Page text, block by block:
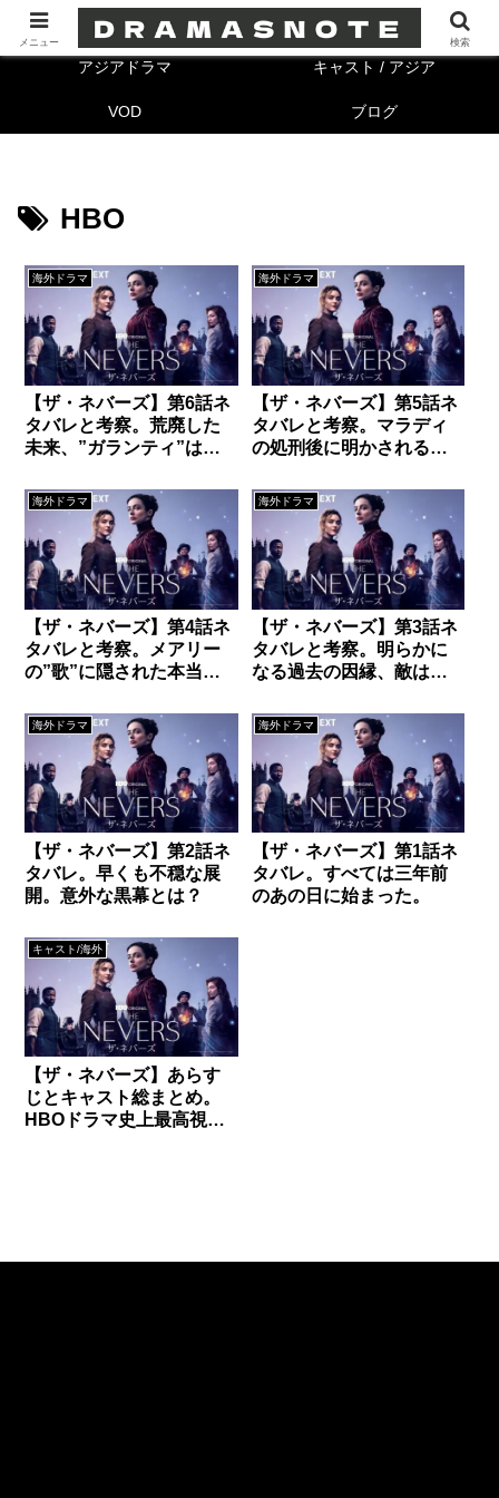
海外ドラマ キャスト/海外
アジアドラマ キャスト / アジア
VOD ブログ
HBO
海外ドラマ
【ザ・ネバーズ】第6話ネ
タバレと考察。荒廃した
未来、”ガランティ”は人
海外ドラマ
【ザ・ネバーズ】第5話ネ
タバレと考察。マラディ
の処刑後に明かされる驚
海外ドラマ
【ザ・ネバーズ】第4話ネ
タバレと考察。メアリー
の”歌”に隠された本当の
海外ドラマ
【ザ・ネバーズ】第3話ネ
タバレと考察。明らかに
なる過去の因縁、敵は一
海外ドラマ
【ザ・ネバーズ】第2話ネ
タバレ。早くも不穏な展
開。意外な黒幕とは？
海外ドラマ
【ザ・ネバーズ】第1話ネ
タバレ。すべては三年前
のあの日に始まった。
キャスト/海外
【ザ・ネバーズ】あらす
じとキャスト総まとめ。
HBOドラマ史上最高視聴
メニュー 検索